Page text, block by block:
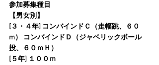
参加募集種目
【男女別】
[３・４年] コンバインドＣ（走幅跳、６０
m） コンバインドＤ（ジャベリックボール
投、６０ｍＨ）
[５年] １００ｍ